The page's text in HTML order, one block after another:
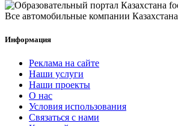
Все автомобильные компании Казахстана
Информация
Реклама на сайте
Наши услуги
Наши проекты
О нас
Условия использования
Связаться с нами